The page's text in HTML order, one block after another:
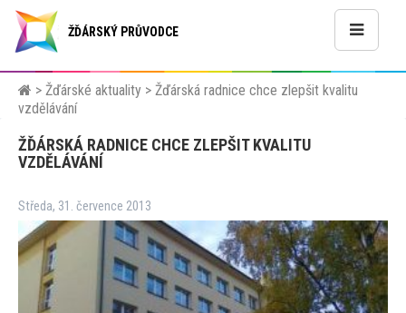
ŽĎÁRSKÝ PRŮVODCE
> Žďárské aktuality > Žďárská radnice chce zlepšit kvalitu
vzdělávání
ŽĎÁRSKÁ RADNICE CHCE ZLEPŠIT KVALITU
VZDĚLÁVÁNÍ
Středa, 31. července 2013